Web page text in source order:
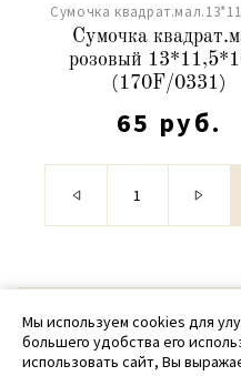
Сумочка
Сумочка
розовый
(170F/0331)
65 руб.
© 2020 -
+ 7
Мы используем cookies для
большего удобства его
использовать сайт, Вы